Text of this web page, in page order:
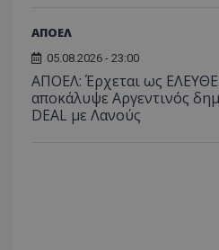
ΑΠΟΕΛ
05.08.2026 - 23:00
ΑΠΟΕΛ: Έρχεται ως
αποκάλυψε Αργεντινός
DEAL με Λανούς